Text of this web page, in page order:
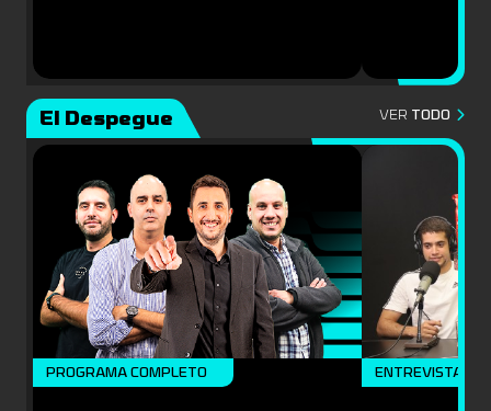
El Despegue VER TODO
PROGRAMA COMPLETO ENTREVISTAS